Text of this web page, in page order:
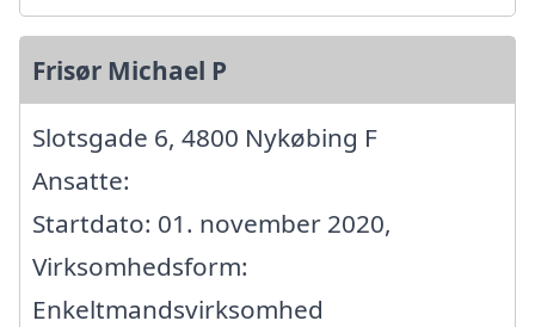
Frisør Michael P
Slotsgade 6, 4800 Nykøbing F
Ansatte:
Startdato: 01. november 2020,
Virksomhedsform:
Enkeltmandsvirksomhed